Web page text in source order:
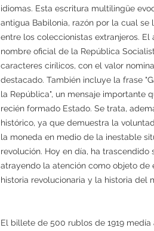
idiomas. Esta escritura multilingüe
antigua Babilonia, razón por la cual
entre los coleccionistas extranjeros.
nombre oficial de la República
caracteres cirílicos, con el valor
destacado. También incluye la frase
la República", un mensaje importante
recién formado Estado. Se trata,
histórico, ya que demuestra la
la moneda en medio de la inestable
revolución. Hoy en día, ha
atrayendo la atención como objeto de
historia revolucionaria y la historia del
El billete de 500 rublos de 1919